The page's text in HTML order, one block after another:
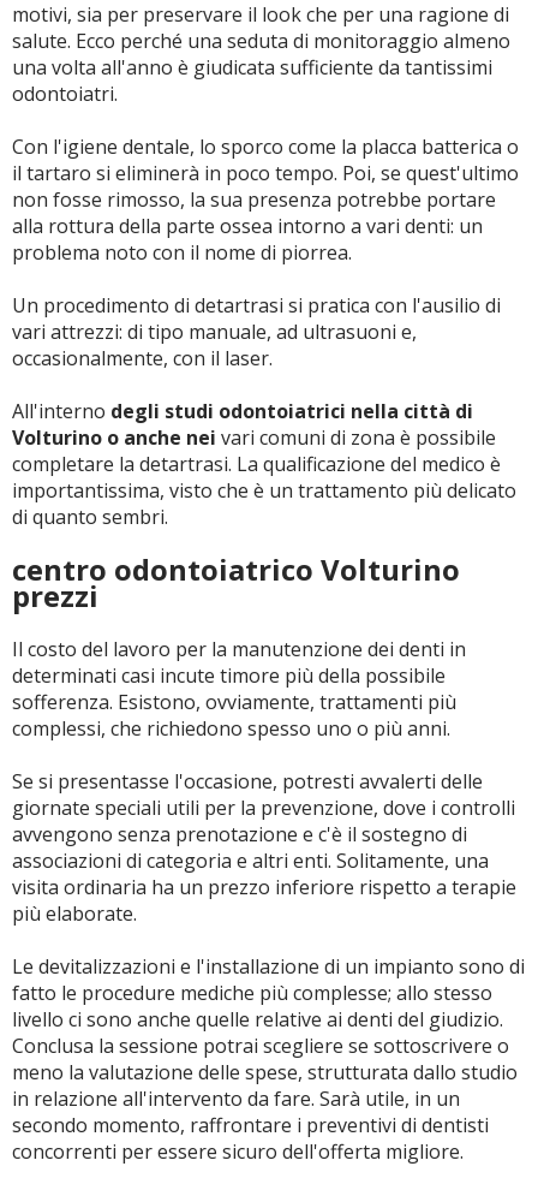
motivi, sia per preservare il look che per una ragione di
salute. Ecco perché una seduta di monitoraggio almeno
una volta all'anno è giudicata sufficiente da tantissimi
odontoiatri.
Con l'igiene dentale, lo sporco come la placca batterica o
il tartaro si eliminerà in poco tempo. Poi, se quest'ultimo
non fosse rimosso, la sua presenza potrebbe portare
alla rottura della parte ossea intorno a vari denti: un
problema noto con il nome di piorrea.
Un procedimento di detartrasi si pratica con l'ausilio di
vari attrezzi: di tipo manuale, ad ultrasuoni e,
occasionalmente, con il laser.
All'interno degli studi odontoiatrici nella città di
Volturino o anche nei vari comuni di zona è possibile
completare la detartrasi. La qualificazione del medico è
importantissima, visto che è un trattamento più delicato
di quanto sembri.
centro odontoiatrico Volturino
prezzi
Il costo del lavoro per la manutenzione dei denti in
determinati casi incute timore più della possibile
sofferenza. Esistono, ovviamente, trattamenti più
complessi, che richiedono spesso uno o più anni.
Se si presentasse l'occasione, potresti avvalerti delle
giornate speciali utili per la prevenzione, dove i controlli
avvengono senza prenotazione e c'è il sostegno di
associazioni di categoria e altri enti. Solitamente, una
visita ordinaria ha un prezzo inferiore rispetto a terapie
più elaborate.
Le devitalizzazioni e l'installazione di un impianto sono di
fatto le procedure mediche più complesse; allo stesso
livello ci sono anche quelle relative ai denti del giudizio.
Conclusa la sessione potrai scegliere se sottoscrivere o
meno la valutazione delle spese, strutturata dallo studio
in relazione all'intervento da fare. Sarà utile, in un
secondo momento, raffrontare i preventivi di dentisti
concorrenti per essere sicuro dell'offerta migliore.